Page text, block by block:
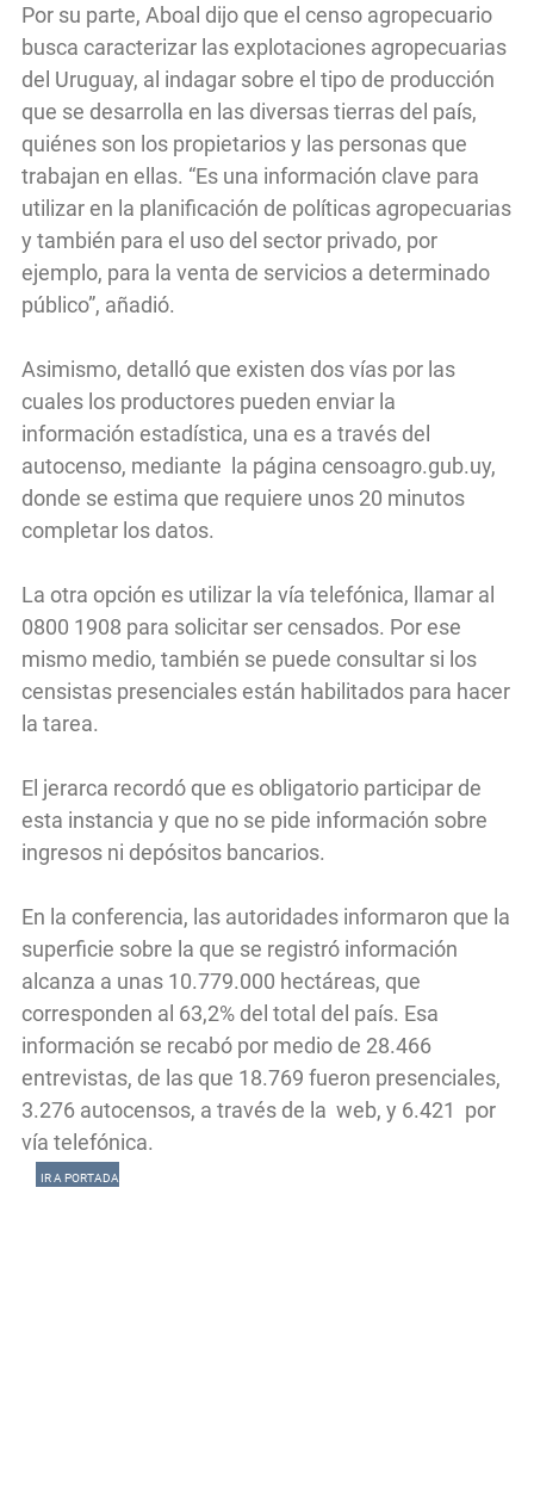
Por su parte, Aboal dijo que el censo agropecuario
busca caracterizar las explotaciones agropecuarias
del Uruguay, al indagar sobre el tipo de producción
que se desarrolla en las diversas tierras del país,
quiénes son los propietarios y las personas que
trabajan en ellas. “Es una información clave para
utilizar en la planificación de políticas agropecuarias
y también para el uso del sector privado, por
ejemplo, para la venta de servicios a determinado
público”, añadió.
Asimismo, detalló que existen dos vías por las
cuales los productores pueden enviar la
información estadística, una es a través del
autocenso, mediante la página censoagro.gub.uy,
donde se estima que requiere unos 20 minutos
completar los datos.
La otra opción es utilizar la vía telefónica, llamar al
0800 1908 para solicitar ser censados. Por ese
mismo medio, también se puede consultar si los
censistas presenciales están habilitados para hacer
la tarea.
El jerarca recordó que es obligatorio participar de
esta instancia y que no se pide información sobre
ingresos ni depósitos bancarios.
En la conferencia, las autoridades informaron que la
superficie sobre la que se registró información
alcanza a unas 10.779.000 hectáreas, que
corresponden al 63,2% del total del país. Esa
información se recabó por medio de 28.466
entrevistas, de las que 18.769 fueron presenciales,
3.276 autocensos, a través de la web, y 6.421 por
vía telefónica.
IR A PORTADA